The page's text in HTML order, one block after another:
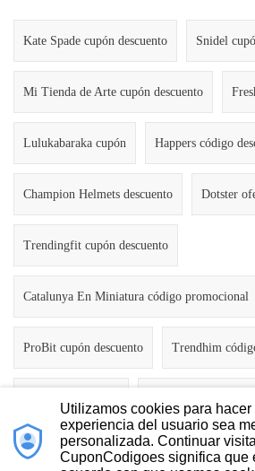
Kate Spade cupón descuento Snidel
Mi Tienda de Arte cupón descuento
Lulukabaraka cupón Happers código
Champion Helmets descuento Dotster
Trendingfit cupón descuento
Catalunya En Miniatura código promocional
ProBit cupón descuento Trendhim
Utilizamos cookies para hacer
experiencia del usuario sea
personalizada. Continuar
CuponCodigoes significa que